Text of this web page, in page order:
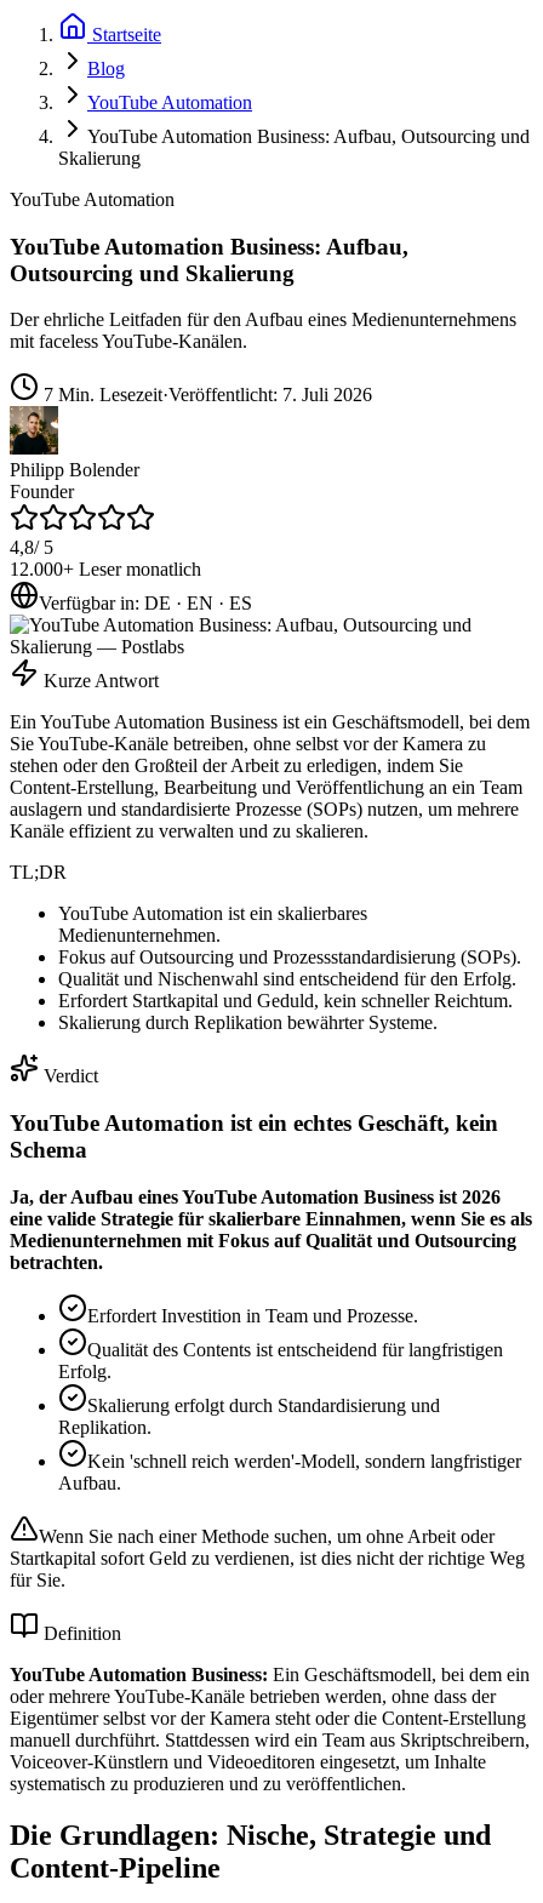
Startseite
Blog
YouTube Automation
YouTube Automation Business: Aufbau, Outsourcing und
Skalierung
YouTube Automation
YouTube Automation Business: Aufbau,
Outsourcing und Skalierung
Der ehrliche Leitfaden für den Aufbau eines Medienunternehmens
mit faceless YouTube-Kanälen.
7 Min. Lesezeit·Veröffentlicht: 7. Juli 2026
Philipp Bolender
Founder
4,8/ 5
12.000+ Leser monatlich
Verfügbar in: DE · EN · ES
Kurze Antwort
Ein YouTube Automation Business ist ein Geschäftsmodell, bei dem
Sie YouTube-Kanäle betreiben, ohne selbst vor der Kamera zu
stehen oder den Großteil der Arbeit zu erledigen, indem Sie
Content-Erstellung, Bearbeitung und Veröffentlichung an ein Team
auslagern und standardisierte Prozesse (SOPs) nutzen, um mehrere
Kanäle effizient zu verwalten und zu skalieren.
TL;DR
YouTube Automation ist ein skalierbares
Medienunternehmen.
Fokus auf Outsourcing und Prozessstandardisierung (SOPs).
Qualität und Nischenwahl sind entscheidend für den Erfolg.
Erfordert Startkapital und Geduld, kein schneller Reichtum.
Skalierung durch Replikation bewährter Systeme.
Verdict
YouTube Automation ist ein echtes Geschäft, kein
Schema
Ja, der Aufbau eines YouTube Automation Business ist 2026
eine valide Strategie für skalierbare Einnahmen, wenn Sie es als
Medienunternehmen mit Fokus auf Qualität und Outsourcing
betrachten.
Erfordert Investition in Team und Prozesse.
Qualität des Contents ist entscheidend für langfristigen
Erfolg.
Skalierung erfolgt durch Standardisierung und
Replikation.
Kein 'schnell reich werden'-Modell, sondern langfristiger
Aufbau.
Wenn Sie nach einer Methode suchen, um ohne Arbeit oder
Startkapital sofort Geld zu verdienen, ist dies nicht der richtige Weg
für Sie.
Definition
YouTube Automation Business: Ein Geschäftsmodell, bei dem ein
oder mehrere YouTube-Kanäle betrieben werden, ohne dass der
Eigentümer selbst vor der Kamera steht oder die Content-Erstellung
manuell durchführt. Stattdessen wird ein Team aus Skriptschreibern,
Voiceover-Künstlern und Videoeditoren eingesetzt, um Inhalte
systematisch zu produzieren und zu veröffentlichen.
Die Grundlagen: Nische, Strategie und
Content-Pipeline